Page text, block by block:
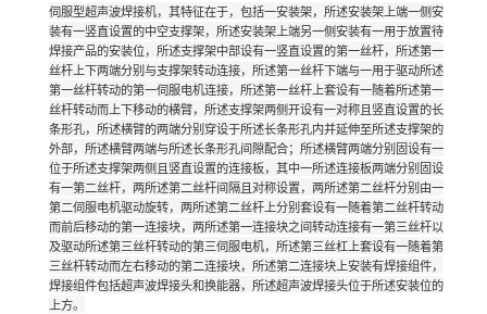
伺服型超声波焊接机，其特征在于，包括一安装架，所述安装架上端一侧安
装有一竖直设置的中空支撑架，所述安装架上端另一侧安装有一用于放置待
焊接产品的安装位，所述支撑架中部设有一竖直设置的第一丝杆，所述第一
丝杆上下两端分别与支撑架转动连接，所述第一丝杆下端与一用于驱动所述
第一丝杆转动的第一伺服电机连接，所述第一丝杆上套设有一随着所述第一
丝杆转动而上下移动的横臂，所述支撑架两侧开设有一对称且竖直设置的长
条形孔，所述横臂的两端分别穿设于所述长条形孔内并延伸至所述支撑架的
外部，所述横臂两端与所述长条形孔间隙配合；所述横臂两端分别固设有一
位于所述支撑架两侧且竖直设置的连接板，其中一所述连接板两端分别固设
有一第二丝杆，两所述第二丝杆间隔且对称设置，两所述第二丝杆分别由一
第二伺服电机驱动旋转，两所述第二丝杆上分别套设有一随着第二丝杆转动
而前后移动的第一连接块，两所述第一连接块之间转动连接有一第三丝杆以
及驱动所述第三丝杆转动的第三伺服电机，所述第三丝杠上套设有一随着第
三丝杆转动而左右移动的第二连接块，所述第二连接块上安装有焊接组件，
焊接组件包括超声波焊接头和换能器，所述超声波焊接头位于所述安装位的
上方。